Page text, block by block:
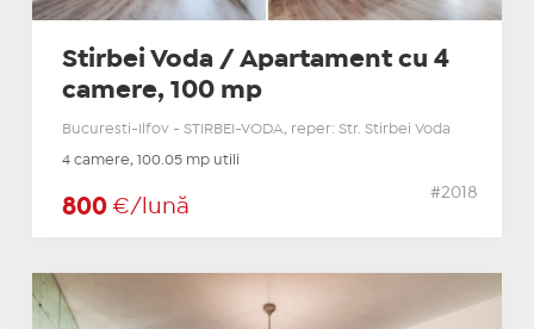
Stirbei Voda / Apartament cu 4
camere, 100 mp
Bucuresti-Ilfov - STIRBEI-VODA, reper: Str. Stirbei Voda
4 camere, 100.05 mp utili
800 €/lună
#2018